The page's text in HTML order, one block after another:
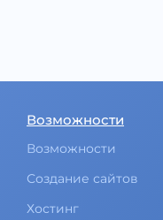
Возможности
Возможности
Создание сайтов
Хостинг